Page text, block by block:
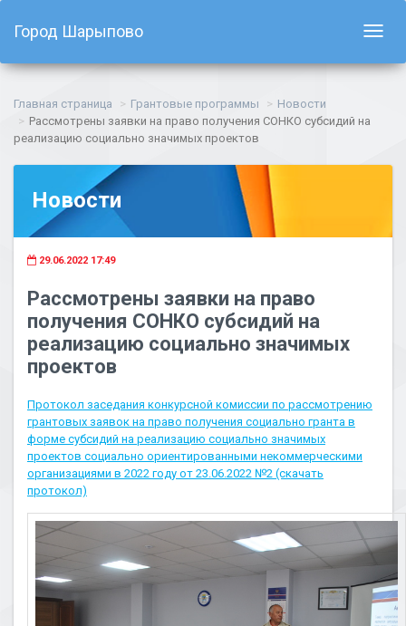
Город Шарыпово
Главная страница Грантовые программы
Новости
Рассмотрены заявки на право получения СОНКО субсидий на
реализацию социально значимых проектов
Новости
29.06.2022 17:49
Рассмотрены заявки на право
получения СОНКО субсидий на
реализацию социально значимых
проектов
Протокол заседания конкурсной комиссии по рассмотрению
грантовых заявок на право получения социально гранта в
форме субсидий на реализацию социально значимых
проектов социально ориентированными некоммерческими
организациями в 2022 году от 23.06.2022 №2 (скачать
протокол)